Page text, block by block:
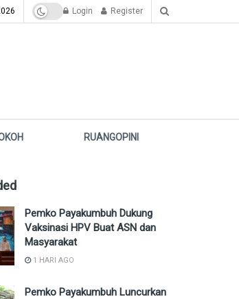
Login Register
RUANGOPINI
Pemko Payakumbuh Dukung
Vaksinasi HPV Buat ASN dan
Masyarakat
1 HARI AGO
Pemko Payakumbuh Luncurkan